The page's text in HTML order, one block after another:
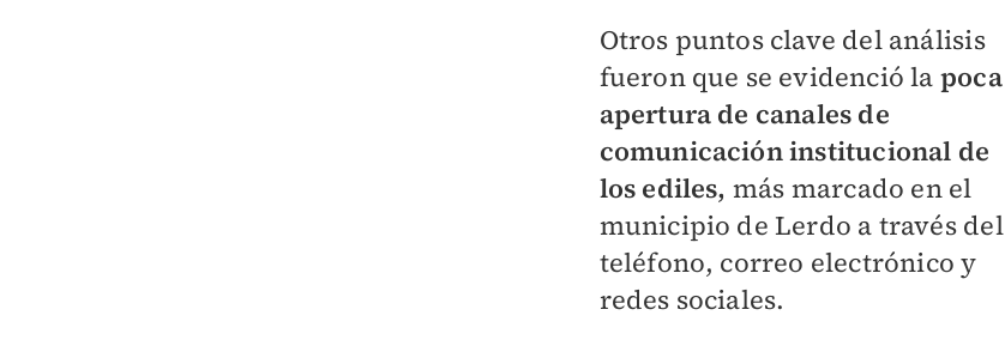
Otros puntos clave del análisis
fueron que se evidenció la poca
apertura de canales de
comunicación institucional de
los ediles, más marcado en el
municipio de Lerdo a través del
teléfono, correo electrónico y
redes sociales.